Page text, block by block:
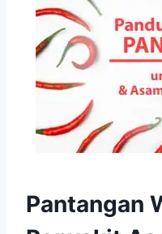
Pantangan